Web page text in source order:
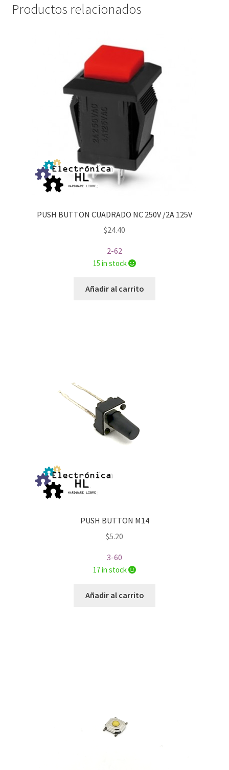
Productos relacionados
PUSH BUTTON CUADRADO NC 250V /2A 125V
$24.40
2-62
15 in stock
Añadir al carrito
PUSH BUTTON M14
$5.20
3-60
17 in stock
Añadir al carrito